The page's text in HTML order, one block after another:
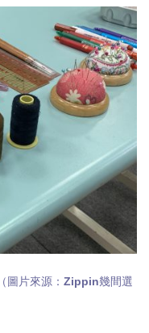
圖片來源：Zippin幾間選